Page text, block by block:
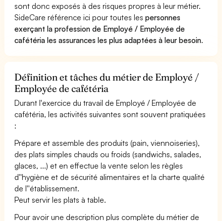
sont donc exposés à des risques propres à leur métier.
SideCare référence ici pour toutes lespersonnes
exerçant la profession de Employé / Employée de
cafétéria les assurances les plus adaptées à leur besoin.
Définition et tâches du métier de Employé /
Employée de cafétéria
Durant l'exercice du travail de Employé / Employée de
cafétéria, les activités suivantes sont souvent pratiquées
:
Prépare et assemble des produits (pain, viennoiseries),
des plats simples chauds ou froids (sandwichs, salades,
glaces, ...) et en effectue la vente selon les règles
d''hygiène et de sécurité alimentaires et la charte qualité
de l''établissement.
Peut servir les plats à table.
Pour avoir une description plus complète du métier de